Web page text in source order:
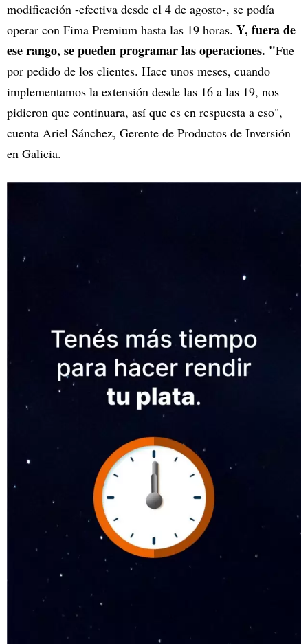
modificación -efectiva desde el 4 de agosto-, se podía
operar con Fima Premium hasta las 19 horas. Y, fuera de
ese rango, se pueden programar las operaciones. "Fue
por pedido de los clientes. Hace unos meses, cuando
implementamos la extensión desde las 16 a las 19, nos
pidieron que continuara, así que es en respuesta a eso",
cuenta Ariel Sánchez, Gerente de Productos de Inversión
en Galicia.